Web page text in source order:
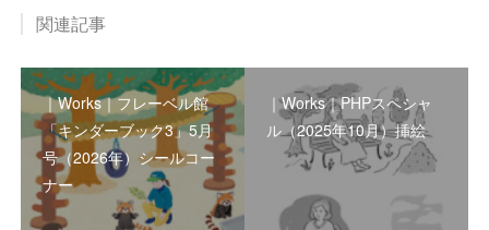
関連記事
｜Works｜フレーベル館
「キンダーブック3」5月
号（2026年）シールコー
ナー
｜Works｜PHPスペシャ
ル（2025年10月）挿絵